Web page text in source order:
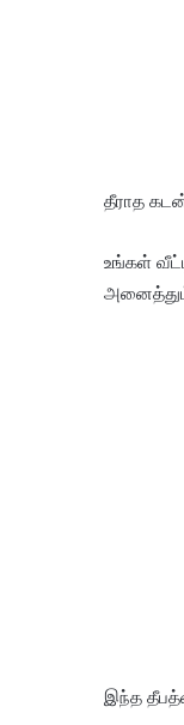
தீராத
உங்கள்
இந்த